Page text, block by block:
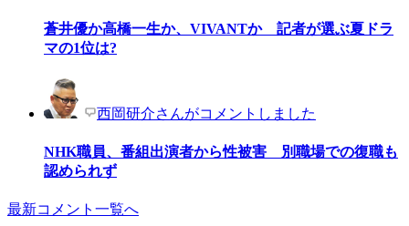
蒼井優か高橋一生か、VIVANTか 記者が選ぶ夏ドラ
マの1位は?
西岡研介さんがコメントしました
NHK職員、番組出演者から性被害 別職場での復職も
認められず
最新コメント一覧へ